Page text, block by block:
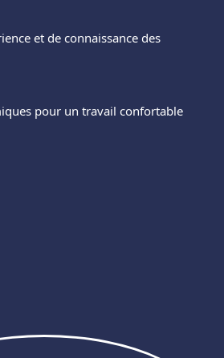
et de connaissance des
pour un travail confortable